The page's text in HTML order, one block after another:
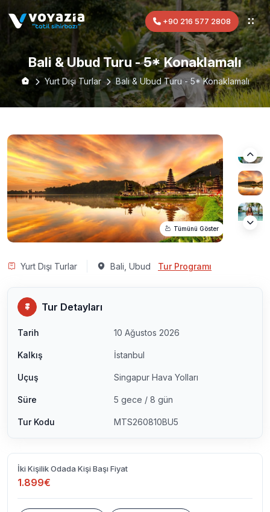
+90 216 577 2808
Bali & Ubud Turu - 5* Konaklamalı
Yurt Dışı Turlar Bali & Ubud Turu - 5* Konaklamalı
Tümünü Göster
Yurt Dışı Turlar Bali, Ubud Tur Programı
Tur Detayları
Tarih 10 Ağustos 2026
Kalkış İstanbul
Uçuş Singapur Hava Yolları
Süre 5 gece / 8 gün
Tur Kodu MTS260810BU5
İki Kişilik Odada Kişi Başı Fiyat
1.899€